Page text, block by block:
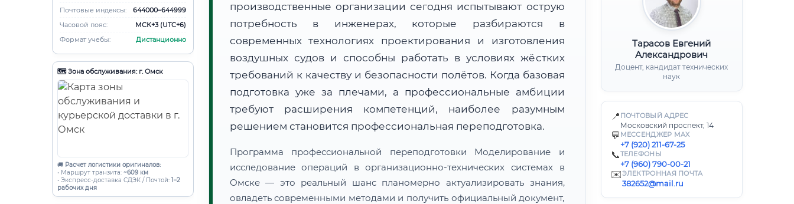
Почтовые индексы:
644000–644999
Часовой пояс:
МСК+3 (UTC+6)
Формат учебы:
Дистанционно
🗺️ Зона обслуживания: г. Омск
🚚 Расчет логистики оригиналов:
• Маршрут транзита: ~609 км
• Экспресс-доставка СДЭК / Почтой: 1–2
рабочих дня
Тарасов Евгений
Александрович
Доцент, кандидат технических
наук
📍 ПОЧТОВЫЙ АДРЕС
Московский проспект, 14
💬 МЕССЕНДЖЕР MAX
+7 (920) 211-67-25
📞ТЕЛЕФОНЫ
+7 (960) 790-00-21
✉️ЭЛЕКТРОННАЯ ПОЧТА
382652@mail.ru
производственные организации сегодня испытывают острую
потребность в инженерах, которые разбираются в
современных технологиях проектирования и изготовления
воздушных судов и способны работать в условиях жёстких
требований к качеству и безопасности полётов. Когда базовая
подготовка уже за плечами, а профессиональные амбиции
требуют расширения компетенций, наиболее разумным
решением становится профессиональная переподготовка.
Программа профессиональной переподготовки Моделирование и
исследование операций в организационно-технических системах в
Омске — это реальный шанс планомерно актуализировать знания,
овладеть современными методами и получить официальный документ,